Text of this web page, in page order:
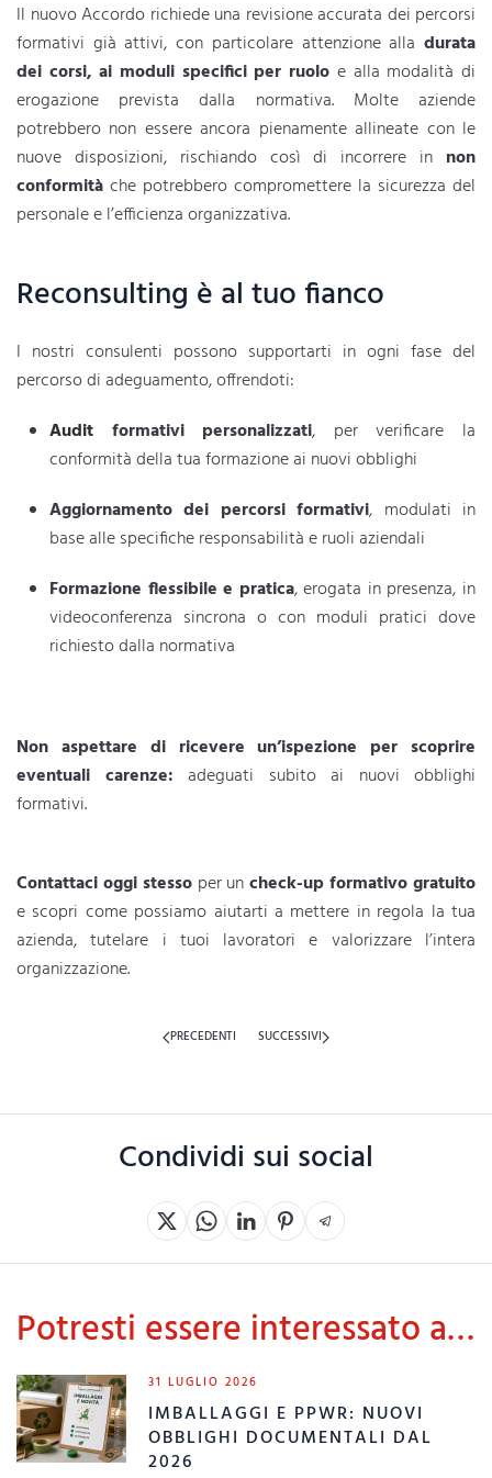
Il nuovo Accordo richiede una revisione accurata dei percorsi
formativi già attivi, con particolare attenzione alla durata
dei corsi, ai moduli specifici per ruolo e alla modalità di
erogazione prevista dalla normativa. Molte aziende
potrebbero non essere ancora pienamente allineate con le
nuove disposizioni, rischiando così di incorrere in non
conformità che potrebbero compromettere la sicurezza del
personale e l’efficienza organizzativa.
Reconsulting è al tuo fianco
I nostri consulenti possono supportarti in ogni fase del
percorso di adeguamento, offrendoti:
Audit formativi personalizzati, per verificare la
conformità della tua formazione ai nuovi obblighi
Aggiornamento dei percorsi formativi, modulati in
base alle specifiche responsabilità e ruoli aziendali
Formazione flessibile e pratica, erogata in presenza, in
videoconferenza sincrona o con moduli pratici dove
richiesto dalla normativa
Non aspettare di ricevere un’ispezione per scoprire
eventuali carenze: adeguati subito ai nuovi obblighi
formativi.
Contattaci oggi stessoper uncheck-up formativo gratuito
e scopri come possiamo aiutarti a mettere in regola la tua
azienda, tutelare i tuoi lavoratori e valorizzare l’intera
organizzazione.
PRECEDENTI SUCCESSIVI
Condividi sui social
Potresti essere interessato a…
31 LUGLIO 2026
IMBALLAGGI E PPWR: NUOVI
OBBLIGHI DOCUMENTALI DAL
2026